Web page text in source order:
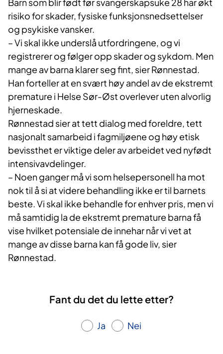
risiko for skader, fysiske funksjonsnedsettelser
og psykiske vansker.
– Vi skal ikke underslå utfordringene, og vi
registrerer og følger opp skader og sykdom. Men
mange av barna klarer seg fint, sier Rønnestad.
Han forteller at en svært høy andel av de ekstremt
premature i Helse Sør-Øst overlever uten alvorlig
hjerneskade.
Rønnestad sier at tett dialog med foreldre, tett
nasjonalt samarbeid i fagmiljøene og høy etisk
bevissthet er viktige deler av arbeidet ved nyfødt
intensivavdelinger.
– Noen ganger må vi som helsepersonell ha mot
nok til å si at videre behandling ikke er til barnets
beste. Vi skal ikke behandle for enhver pris, men vi
må samtidig la de ekstremt premature barna få
vise hvilket potensiale de innehar når vi vet at
mange av disse barna kan få gode liv, sier
Rønnestad.
Fant du det du lette etter?
Ja Nei